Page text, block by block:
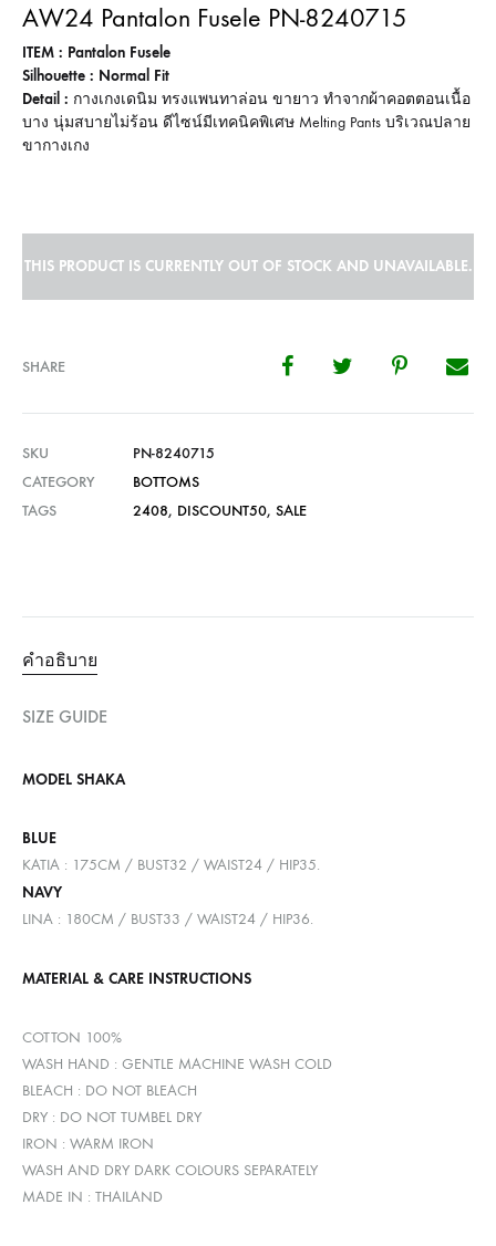
AW24 Pantalon Fusele PN-8240715
ITEM : Pantalon Fusele
Silhouette : Normal Fit
Detail : กางเกงเดนิม ทรงแพนทาล่อน ขายาว ทำจากผ้าคอตตอนเนื้อ
บาง นุ่มสบายไม่ร้อน ดีไซน์มีเทคนิคพิเศษ Melting Pants บริเวณปลาย
ขากางเกง
THIS PRODUCT IS CURRENTLY OUT OF STOCK AND UNAVAILABLE.
SHARE
SKU
PN-8240715
CATEGORY
BOTTOMS
TAGS
2408, DISCOUNT50, SALE
คำอธิบาย
SIZE GUIDE
MODEL SHAKA
BLUE
KATIA : 175CM / BUST32 / WAIST24 / HIP35.
NAVY
LINA : 180CM / BUST33 / WAIST24 / HIP36.
MATERIAL & CARE INSTRUCTIONS
COTTON 100%
WASH HAND : GENTLE MACHINE WASH COLD
BLEACH : DO NOT BLEACH
DRY : DO NOT TUMBEL DRY
IRON : WARM IRON
WASH AND DRY DARK COLOURS SEPARATELY
MADE IN : THAILAND